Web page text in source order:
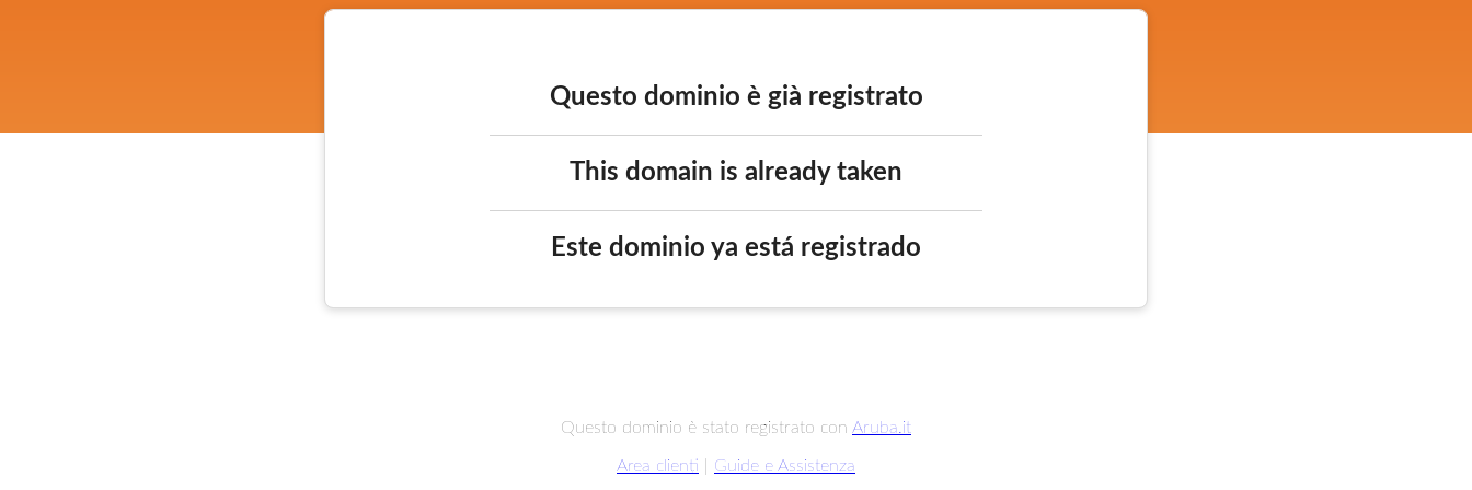
Questo dominio è già registrato
This domain is already taken
Este dominio ya está registrado
Questo dominio è stato registrato con Aruba.it
Area clienti Guide e Assistenza